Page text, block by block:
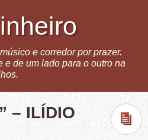
e corredor por prazer.
e de um lado para o outro na
– ILÍDIO